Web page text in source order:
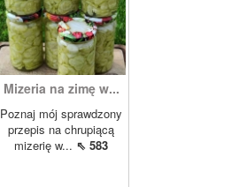
Mizeria na zimę w...
Poznaj mój sprawdzony
przepis na chrupiącą
mizerię w... ⇖ 583